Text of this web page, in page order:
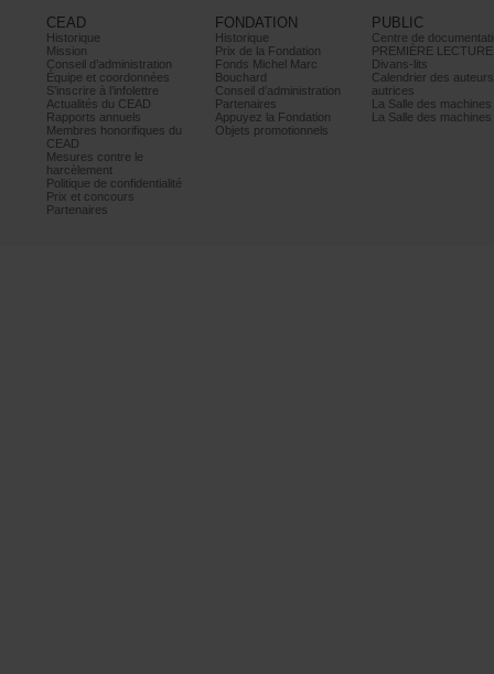
CEAD
Historique
Mission
Conseild’administration
Équipeetcoordonnées
S’inscrireàl’infolettre
ActualitésduCEAD
Rapportsannuels
Membreshonorifiquesdu
CEAD
Mesurescontrele
harcèlement
Politiquedeconfidentialité
Prixetconcours
Partenaires
FONDATION
Historique
PrixdelaFondation
FondsMichelMarc
Bouchard
Conseild’administration
Partenaires
AppuyezlaFondation
Objetspromotionnels
PUBLIC
PREMIÈRELECTURE
Divans-lits
autrices